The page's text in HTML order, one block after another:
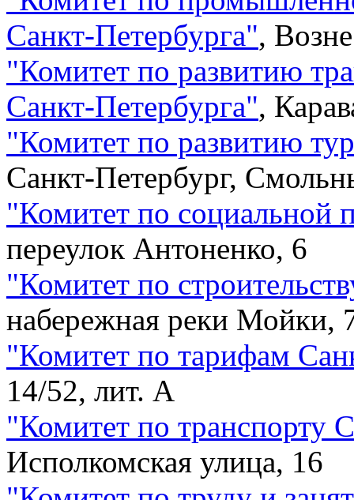
Санкт-Петербурга",
"Комитет по развитию
Санкт-Петербурга",
"Комитет по развитию
Санкт-Петербург,
"Комитет по социальной
переулок Антоненко, 6
"Комитет по
набережная реки Мойки,
"Комитет по тарифам
14/52, лит. А
"Комитет по транспорту
Исполкомская улица, 16